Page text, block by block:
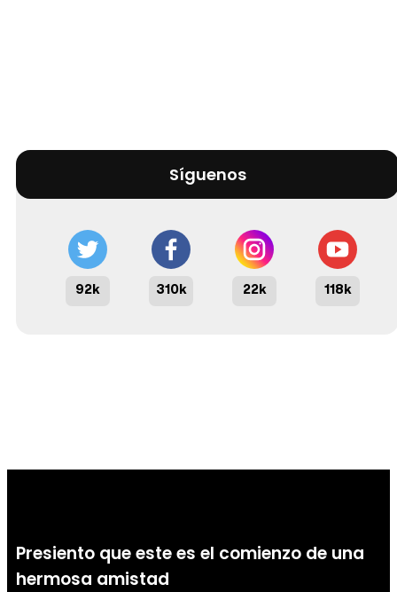
Síguenos
92k 310k 22k 118k
Presiento que este es el comienzo de una
hermosa amistad